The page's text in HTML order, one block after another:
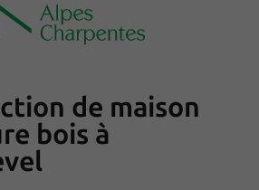
de maison
bois à